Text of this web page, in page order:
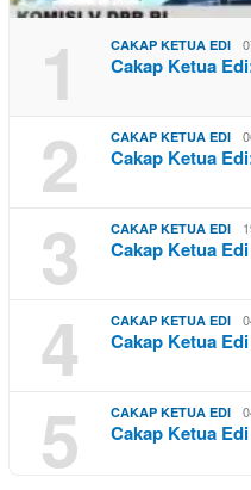
1 CAKAP KETUA EDI
Cakap Ketua
2 CAKAP KETUA EDI
Cakap Ketua
3 CAKAP KETUA EDI
Cakap Ketua
4 CAKAP KETUA EDI
Cakap Ketua
5 CAKAP KETUA EDI
Cakap Ketua